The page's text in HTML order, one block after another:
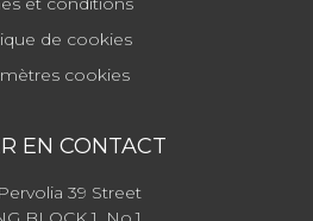
de cookies
cookies
EN CONTACT
39 Street